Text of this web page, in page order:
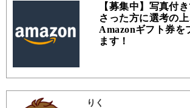
【募集中】写真付
さった方に選考の
Amazonギフト券を
ます！
りく